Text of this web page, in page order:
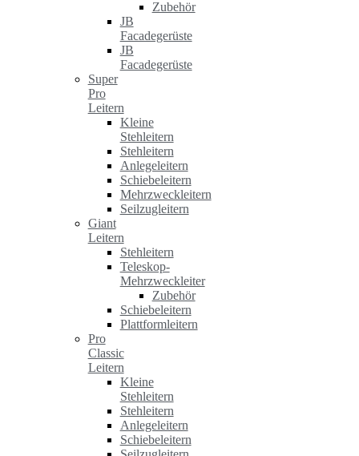
Zubehör
JB
Facadegerüste
JB
Facadegerüste
Super
Pro
Leitern
Kleine
Stehleitern
Stehleitern
Anlegeleitern
Schiebeleitern
Mehrzweckleitern
Seilzugleitern
Giant
Leitern
Stehleitern
Teleskop-
Mehrzweckleiter
Zubehör
Schiebeleitern
Plattformleitern
Pro
Classic
Leitern
Kleine
Stehleitern
Stehleitern
Anlegeleitern
Schiebeleitern